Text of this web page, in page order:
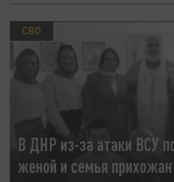
В ДНР из-за атаки ВСУ
женой и семья прихожан
СВО